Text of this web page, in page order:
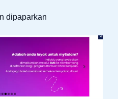
dipaparkan